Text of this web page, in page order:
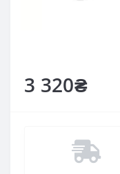
3 320₴